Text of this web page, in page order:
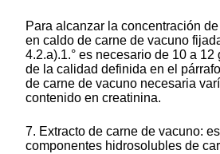
Para alcanzar la concentración
en caldo de carne de vacuno
4.2.a).1.° es necesario de 10 a
de la calidad definida en el
de carne de vacuno necesaria
contenido en creatinina.
7. Extracto de carne de vacuno:
componentes hidrosolubles de